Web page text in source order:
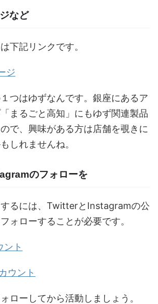
など
下記リンクです。
ジ
つはゆずなんです。銀座にあるア
まるごと高知」にもゆず関連製品
で、興味がある方は店舗を覗きに
しれませんね。
のフォローを
るには、TwitterとInstagramの公
ォローすることが必要です。
ト
ウント
ローしてから活動しましょう。